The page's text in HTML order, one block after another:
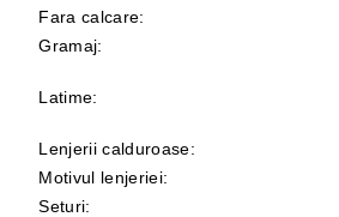
Fara calcare:
Gramaj:
Latime:
Lenjerii calduroase:
Motivul lenjeriei:
Seturi: